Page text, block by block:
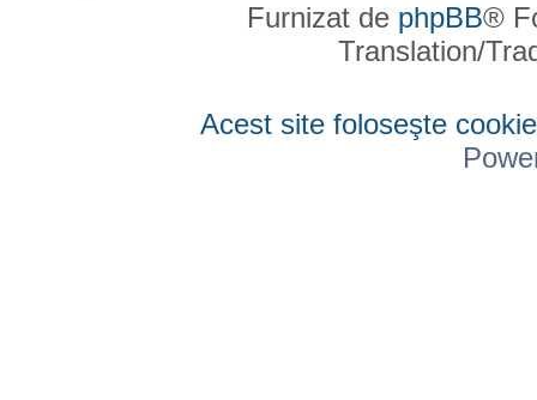
Furnizat de phpBB®
Translation/
Acest site foloseşte